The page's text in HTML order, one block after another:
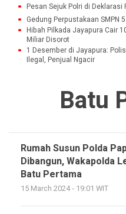
Pesan Sejuk Polri di Deklarasi
Gedung Perpustakaan SMPN
Hibah Pilkada Jayapura Cair
Miliar Disorot
1 Desember di Jayapura:
Ilegal, Penjual Ngacir
Batu
Rumah Susun Polda
Dibangun, Wakapolda
Batu Pertama
15 March 2024 - 19:01 WIT